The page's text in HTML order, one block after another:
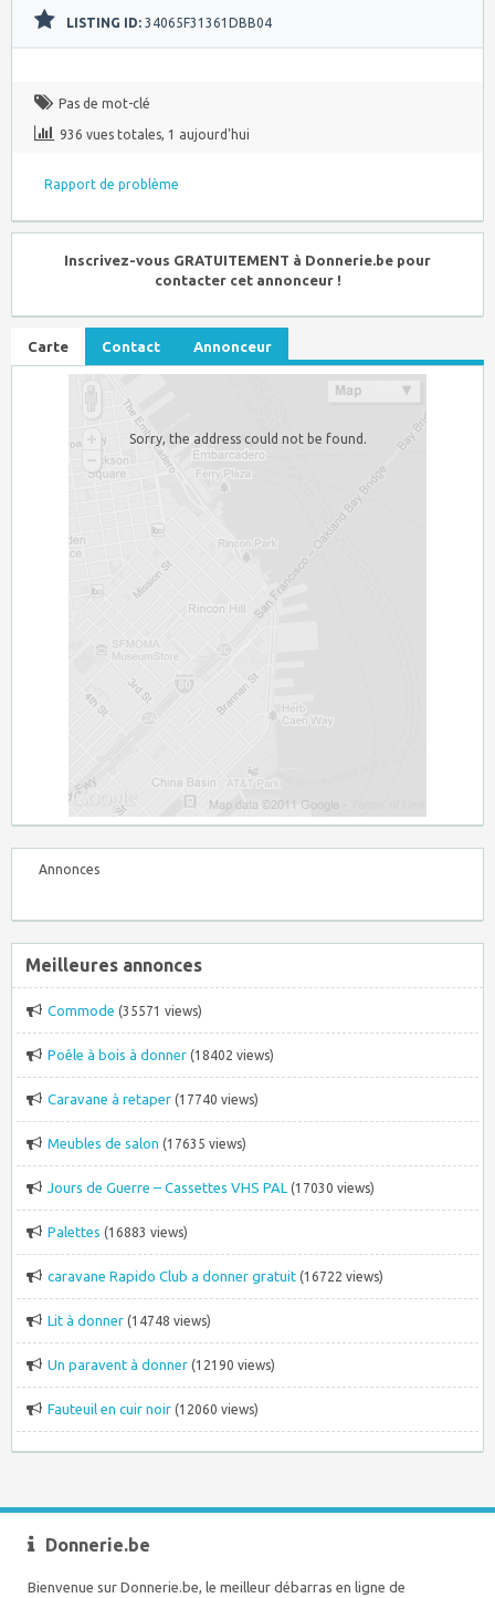
LISTING ID: 34065F31361DBB04
Pas de mot-clé
936 vues totales, 1 aujourd'hui
Rapport de problème
Inscrivez-vous GRATUITEMENT à Donnerie.be pour
contacter cet annonceur !
Carte Contact Annonceur
Sorry, the address could not be found.
Annonces
Meilleures annonces
Commode (35571 views)
Poêle à bois à donner (18402 views)
Caravane à retaper (17740 views)
Meubles de salon (17635 views)
Jours de Guerre – Cassettes VHS PAL (17030 views)
Palettes (16883 views)
caravane Rapido Club a donner gratuit (16722 views)
Lit à donner (14748 views)
Un paravent à donner (12190 views)
Fauteuil en cuir noir (12060 views)
Donnerie.be
Bienvenue sur Donnerie.be, le meilleur débarras en ligne de